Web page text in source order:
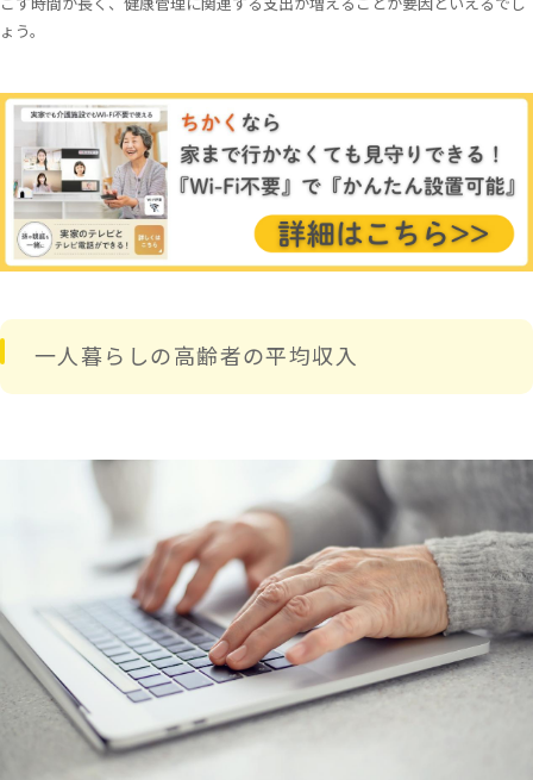
ょう。
一人暮らしの高齢者の平均収入